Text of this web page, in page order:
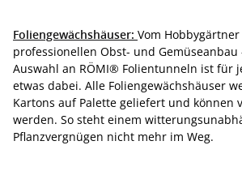
Foliengewächshäuser: Vom
professionellen Obst- und
Auswahl an RÖMI® Folientunneln ist für
etwas dabei. Alle Foliengewächshäuser
Kartons auf Palette geliefert und können
werden. So steht einem
Pflanzvergnügen nicht mehr im Weg.